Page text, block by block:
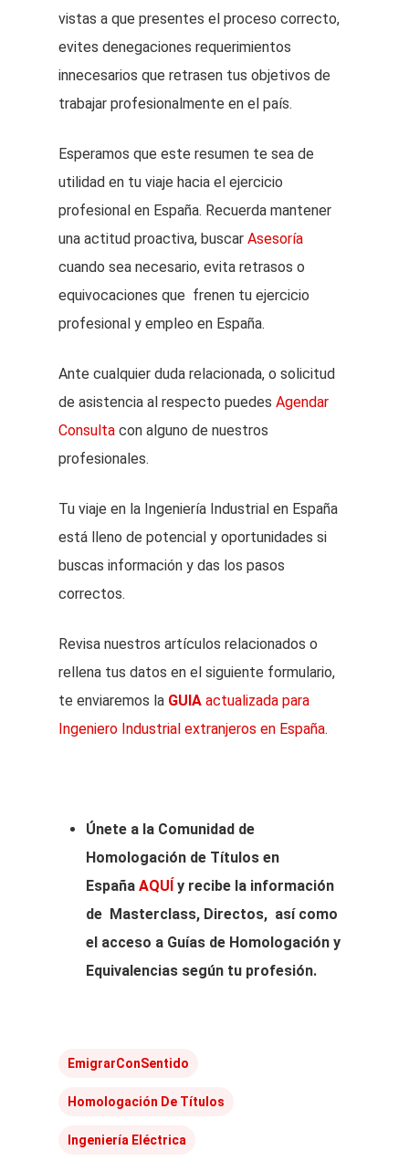
vistas a que presentes el proceso correcto,
evites denegaciones requerimientos
innecesarios que retrasen tus objetivos de
trabajar profesionalmente en el país.
Esperamos que este resumen te sea de
utilidad en tu viaje hacia el ejercicio
profesional en España. Recuerda mantener
una actitud proactiva, buscar Asesoría
cuando sea necesario, evita retrasos o
equivocaciones que frenen tu ejercicio
profesional y empleo en España.
Ante cualquier duda relacionada, o solicitud
de asistencia al respecto puedes Agendar
Consulta con alguno de nuestros
profesionales.
Tu viaje en la Ingeniería Industrial en España
está lleno de potencial y oportunidades si
buscas información y das los pasos
correctos.
Revisa nuestros artículos relacionados o
rellena tus datos en el siguiente formulario,
te enviaremos la GUIA actualizada para
Ingeniero Industrial extranjeros en España.
Únete a la Comunidad de
Homologación de Títulos en
España AQUÍ y recibe la información
de Masterclass, Directos, así como
el acceso a Guías de Homologación y
Equivalencias según tu profesión.
EmigrarConSentido
Homologación De Títulos
Ingeniería Eléctrica